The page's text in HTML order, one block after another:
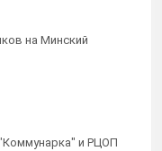
на Минский
и РЦОП